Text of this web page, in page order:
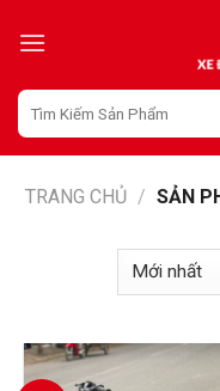
Tìm
kiếm:
TRANG CHỦ / SẢN